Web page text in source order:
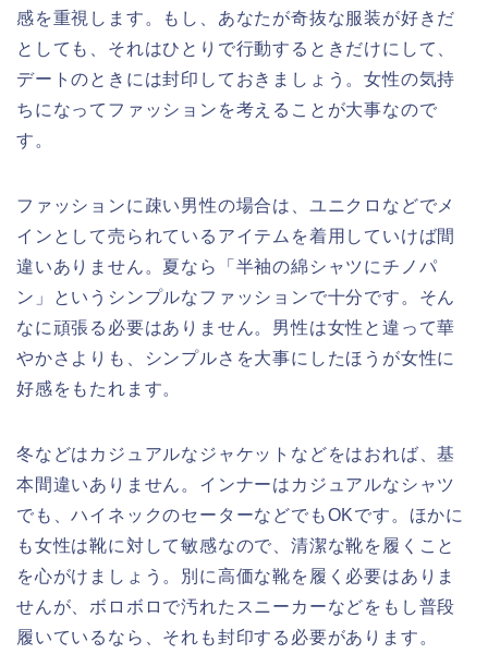
感を重視します。もし、あなたが奇抜な服装が好きだ
としても、それはひとりで行動するときだけにして、
デートのときには封印しておきましょう。女性の気持
ちになってファッションを考えることが大事なので
す。
ファッションに疎い男性の場合は、ユニクロなどでメ
インとして売られているアイテムを着用していけば間
違いありません。夏なら「半袖の綿シャツにチノパ
ン」というシンプルなファッションで十分です。そん
なに頑張る必要はありません。男性は女性と違って華
やかさよりも、シンプルさを大事にしたほうが女性に
好感をもたれます。
冬などはカジュアルなジャケットなどをはおれば、基
本間違いありません。インナーはカジュアルなシャツ
でも、ハイネックのセーターなどでもOKです。ほかに
も女性は靴に対して敏感なので、清潔な靴を履くこと
を心がけましょう。別に高価な靴を履く必要はありま
せんが、ボロボロで汚れたスニーカーなどをもし普段
履いているなら、それも封印する必要があります。